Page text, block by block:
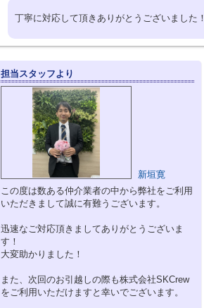
丁寧に対応して頂きありがとうございました！
担当スタッフより
新垣寛
この度は数ある仲介業者の中から弊社をご利用
いただきまして誠に有難うございます。
迅速なご対応頂きましてありがとうございま
す！
大変助かりました！
また、次回のお引越しの際も株式会社SKCrew
をご利用いただけますと幸いでございます。